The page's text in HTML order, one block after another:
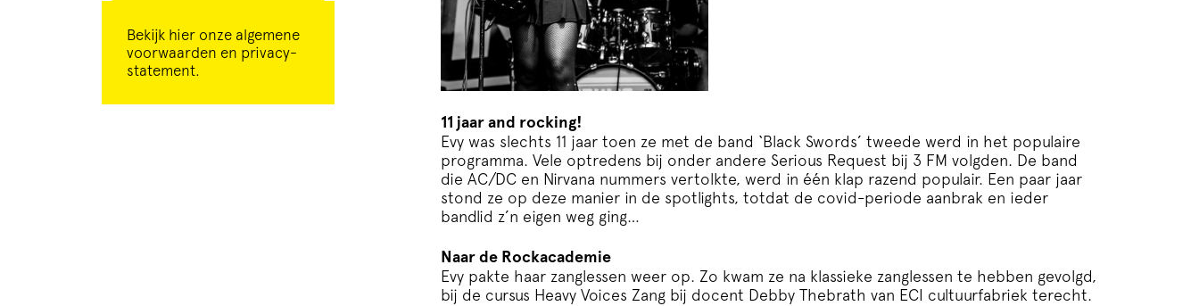
Bekijk hier onze algemene
voorwaarden en privacy-
statement.
11 jaar and rocking!
Evy was slechts 11 jaar toen ze met de band ‘Black Swords’ tweede werd in het populaire
programma. Vele optredens bij onder andere Serious Request bij 3 FM volgden. De band
die AC/DC en Nirvana nummers vertolkte, werd in één klap razend populair. Een paar jaar
stond ze op deze manier in de spotlights, totdat de covid-periode aanbrak en ieder
bandlid z’n eigen weg ging…
Naar de Rockacademie
Evy pakte haar zanglessen weer op. Zo kwam ze na klassieke zanglessen te hebben gevolgd,
bij de cursus Heavy Voices Zang bij docent Debby Thebrath van ECI cultuurfabriek terecht.